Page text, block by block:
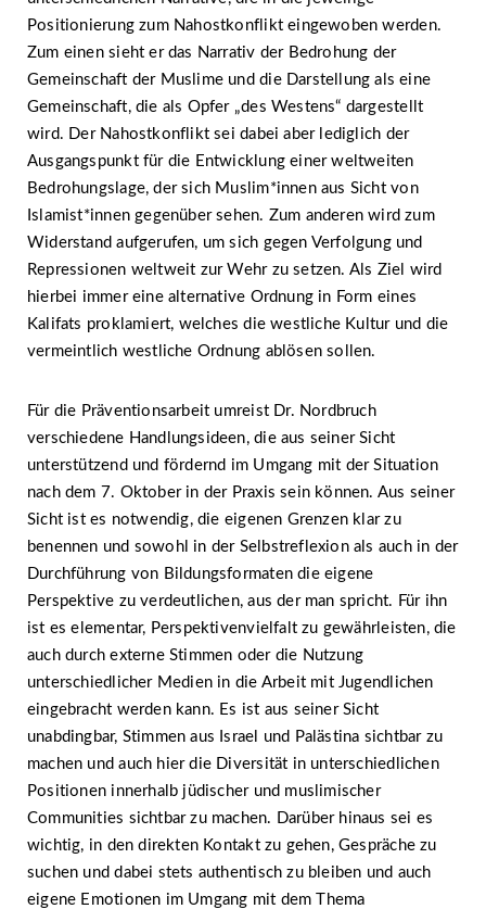
Positionierung zum Nahostkonflikt eingewoben werden.
Zum einen sieht er das Narrativ der Bedrohung der
Gemeinschaft der Muslime und die Darstellung als eine
Gemeinschaft, die als Opfer „des Westens“ dargestellt
wird. Der Nahostkonflikt sei dabei aber lediglich der
Ausgangspunkt für die Entwicklung einer weltweiten
Bedrohungslage, der sich Muslim*innen aus Sicht von
Islamist*innen gegenüber sehen. Zum anderen wird zum
Widerstand aufgerufen, um sich gegen Verfolgung und
Repressionen weltweit zur Wehr zu setzen. Als Ziel wird
hierbei immer eine alternative Ordnung in Form eines
Kalifats proklamiert, welches die westliche Kultur und die
vermeintlich westliche Ordnung ablösen sollen.
Für die Präventionsarbeit umreist Dr. Nordbruch
verschiedene Handlungsideen, die aus seiner Sicht
unterstützend und fördernd im Umgang mit der Situation
nach dem 7. Oktober in der Praxis sein können. Aus seiner
Sicht ist es notwendig, die eigenen Grenzen klar zu
benennen und sowohl in der Selbstreflexion als auch in der
Durchführung von Bildungsformaten die eigene
Perspektive zu verdeutlichen, aus der man spricht. Für ihn
ist es elementar, Perspektivenvielfalt zu gewährleisten, die
auch durch externe Stimmen oder die Nutzung
unterschiedlicher Medien in die Arbeit mit Jugendlichen
eingebracht werden kann. Es ist aus seiner Sicht
unabdingbar, Stimmen aus Israel und Palästina sichtbar zu
machen und auch hier die Diversität in unterschiedlichen
Positionen innerhalb jüdischer und muslimischer
Communities sichtbar zu machen. Darüber hinaus sei es
wichtig, in den direkten Kontakt zu gehen, Gespräche zu
suchen und dabei stets authentisch zu bleiben und auch
eigene Emotionen im Umgang mit dem Thema